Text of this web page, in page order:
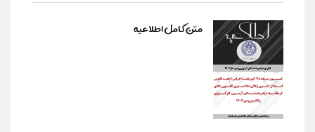
متن کامل اطلاعیه